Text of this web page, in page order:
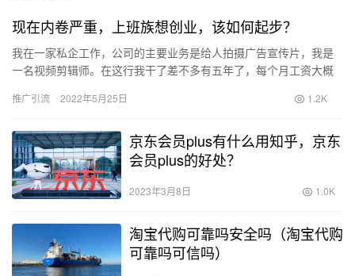
现在内卷严重，上班族想创业，该如何起步？
我在一家私企工作，公司的主要业务是给人拍摄广告宣传片，我是
一名视频剪辑师。在这行我干了差不多有五年了，每个月工资大概
推广引流 2022年5月25日 1.2K
京东会员plus有什么用知乎，京东
会员plus的好处？
2023年3月8日 1.0K
淘宝代购可靠吗安全吗（淘宝代购
可靠吗可信吗）